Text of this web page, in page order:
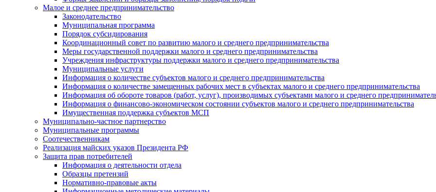
Малое и среднее предпринимательство
Законодательство
Муниципальная программа
Порядок субсидирования
Координационный совет по развитию малого и среднего предпринимательства
Меры государственной поддержки малого и среднего предпринимательства
Учреждения инфраструктуры поддержки малого и среднего предпринимательства
Муниципальные услуги
Информация о количестве субъектов малого и среднего предпринимательства
Информация о количестве замещенных рабочих мест в субъектах малого и среднего предпринимательства
Информация об обороте товаров (работ, услуг), производимых субъектами малого и среднего
Информация о финансово-экономическом состоянии субъектов малого и среднего предпринимательства
Имущественная поддержка субъектов МСП
Муниципально-частное партнерство
Муниципальные программы
Соотечественникам
Реализация майских указов Президента РФ
Защита прав потребителей
Информация о деятельности отдела
Образцы претензий
Нормативно-правовые акты